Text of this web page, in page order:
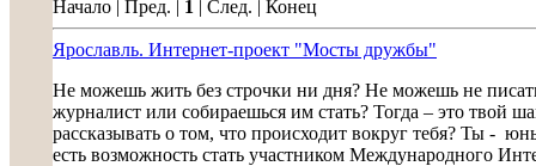
Начало | Пред. | 1 | След. | Конец
Ярославль. Интернет-проект "Мосты дружбы"
Не можешь жить без строчки ни дня? Не можешь не
журналист или собираешься им стать? Тогда – это твой
рассказывать о том, что происходит вокруг тебя? Ты -
есть возможность стать участником Международного